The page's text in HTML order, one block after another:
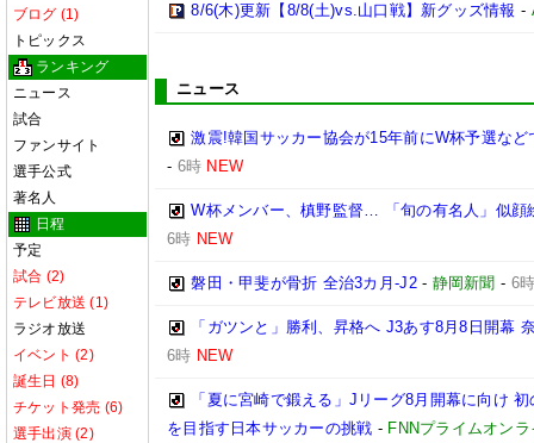
ブログ (1)
トピックス
ランキング
ニュース
試合
ファンサイト
選手公式
著名人
日程
予定
試合 (2)
テレビ放送 (1)
ラジオ放送
イベント (2)
誕生日 (8)
チケット発売 (6)
選手出演 (2)
8/6(木)更新【8/8(土)vs.山口戦】新グッズ情報 -
ニュース
激震!韓国サッカー協会が15年前にW杯予選な
- 6時 NEW
W杯メンバー、槙野監督… 「旬の有名人」似顔
6時 NEW
磐田・甲斐が骨折 全治3カ月-J2- 静岡新聞 - 6
「ガツンと」勝利、昇格へ J3あす8月8日開幕
6時 NEW
「夏に宮崎で鍛える」Jリーグ8月開幕に向け
を目指す日本サッカーの挑戦 - FNNプライムオンラ